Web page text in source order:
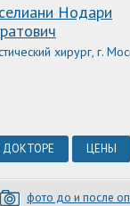
Нодари
хирург, г.
ДОКТОРЕ ЦЕНЫ
фото до и после